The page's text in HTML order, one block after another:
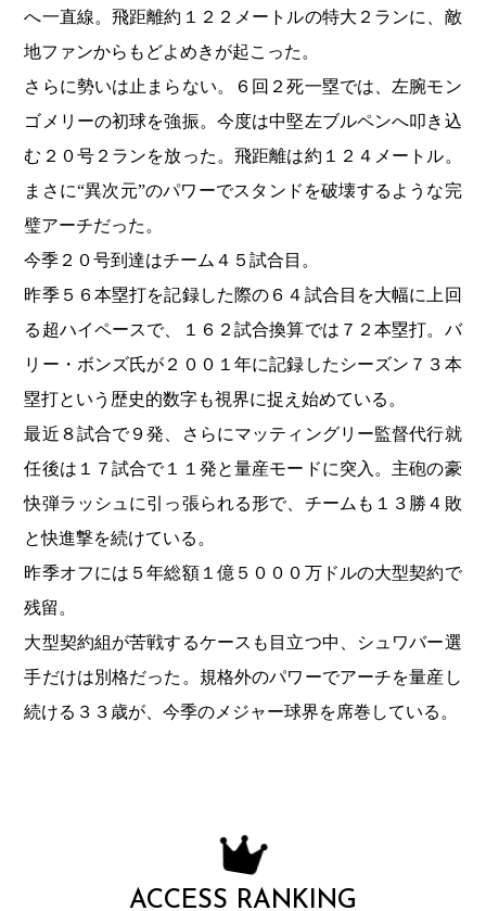
へ一直線。飛距離約１２２メートルの特大２ランに、敵
地ファンからもどよめきが起こった。
さらに勢いは止まらない。６回２死一塁では、左腕モン
ゴメリーの初球を強振。今度は中堅左ブルペンへ叩き込
む２０号２ランを放った。飛距離は約１２４メートル。
まさに“異次元”のパワーでスタンドを破壊するような完
璧アーチだった。
今季２０号到達はチーム４５試合目。
昨季５６本塁打を記録した際の６４試合目を大幅に上回
る超ハイペースで、１６２試合換算では７２本塁打。バ
リー・ボンズ氏が２００１年に記録したシーズン７３本
塁打という歴史的数字も視界に捉え始めている。
最近８試合で９発、さらにマッティングリー監督代行就
任後は１７試合で１１発と量産モードに突入。主砲の豪
快弾ラッシュに引っ張られる形で、チームも１３勝４敗
と快進撃を続けている。
昨季オフには５年総額１億５０００万ドルの大型契約で
残留。
大型契約組が苦戦するケースも目立つ中、シュワバー選
手だけは別格だった。規格外のパワーでアーチを量産し
続ける３３歳が、今季のメジャー球界を席巻している。
ACCESS RANKING